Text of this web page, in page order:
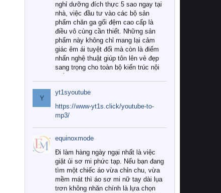
nghỉ dưỡng đích thực 5 sao ngay tại
nhà, việc đầu tư vào các bộ sản
phẩm chăn ga gối đệm cao cấp là
điều vô cùng cần thiết. Những sản
phẩm này không chỉ mang lại cảm
giác êm ái tuyệt đối mà còn là điểm
nhấn nghệ thuật giúp tôn lên vẻ đẹp
sang trọng cho toàn bộ kiến trúc nội
Tuy nhiên, giữa thị trường đa dạng
với vô vàn thương hiệu và mẫu mã
như hiện nay, làm thế nào để chọn
được những bộ chăn ga gối đệm cao
cấp thực sự chất lượng, phù hợp với
khí hậu và nhu cầu sử dụng của gia
đình? Hãy cùng chúng tôi đi tìm lời
giải đáp chi tiết qua bài viết dưới đây.
1. Tại sao các gia đình hiện đại lại ưa
chuộng chăn ga gối đệm cao cấp?
Y
yt1syoutube
https://www-yt1s.click/youtube-to-
mp3/
equinoxmode
Đi làm hàng ngày ngại nhất là việc
giặt ủi sơ mi phức tạp. Nếu bạn đang
tìm một chiếc áo vừa chỉn chu, vừa
mềm mát thì áo sơ mi nữ tay dài lụa
trơn không nhăn chính là lựa chọn